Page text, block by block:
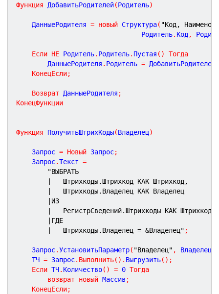
Функция ДобавитьРодителей(Родитель)
	ДанныеРодителя
= новый Структура( "Код,
		 						Родитель
. Код ,
Если НЕ Родитель. Родитель. Пустая ( )
Тогда
		ДанныеРодителя
. Родитель = ДобавитьРодителей
КонецЕсли;
Возврат ДанныеРодителя ;
КонецФункции
Функция ПолучитьШтрихКоды(Владелец)
	Запрос
= Новый Запрос;
	Запрос
.Текст =
"ВЫБРАТЬ
|	Штрихкоды.Штрихкод КАК Штрихкод,
|	Штрихкоды.Владелец КАК Владелец
|ИЗ
|	РегистрСведений.Штрихкоды КАК Штрихкоды
|ГДЕ
|	Штрихкоды.Владелец = &Владелец" ;
	Запрос
.УстановитьПараметр( "Владелец" , Владелец
	ТЧ
= Запрос. Выполнить( ) . Выгрузить( ) ;
Если ТЧ. Количество( ) = 0 Тогда
возврат
новый Массив ;
КонецЕсли;